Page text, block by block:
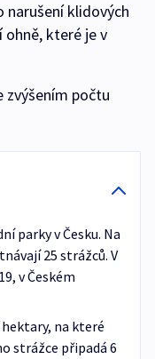
klidových
ohně, které je v
počtu
parky v Česku. Na
25 strážců. V
v Českém
na které
strážce připadá 6